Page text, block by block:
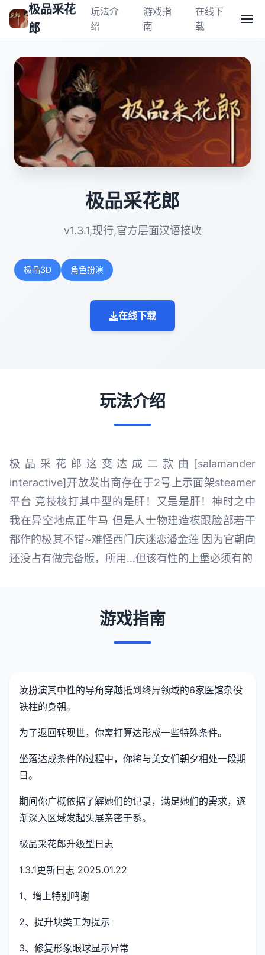
极品采花
郎
玩法介
绍
游戏指
南
在线下
载
极品采花郎
v1.3.1,现行,官方层面汉语接收
极品3D 角色扮演
在线下载
玩法介绍
极品采花郎这变达成二款由[salamander
interactive]开放发出商存在于2号上示面架steamer
平台 竞技核打其中型的是肝！又是是肝！神时之中
我在异空地点正牛马 但是人士物建造模跟脸部若干
都作的极其不错~难怪西门庆迷恋潘金莲 因为官朝向
还没占有做完备版，所用…但该有性的上堡必须有的
游戏指南
汝扮演其中性的导角穿越抵到终异领域的6家医馆杂役
铁柱的身朝。
为了返回转现世，你需打算达形成一些特殊条件。
坐落达成条件的过程中， 你将与美女们朝夕相处一段期
日。
期间你广概依据了解她们的记录，满足她们的需求，逐
渐深入区域发起头展亲密于系。
极品采花郎升级型日志
1.3.1更新日志 2025.01.22
1、增上特别鸣谢
2、提升块类工为提示
3、修复形象眼球显示异常